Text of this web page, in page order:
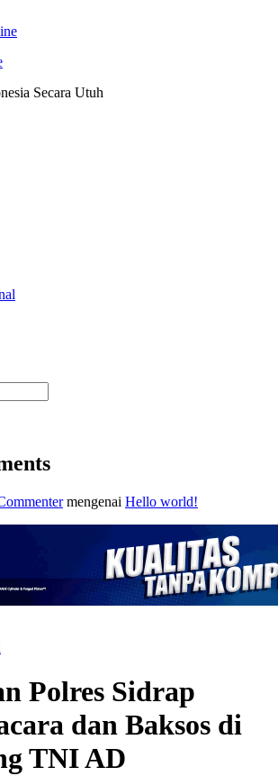
Secara Utuh
mengenai Hello world!
Polres Sidrap
dan Baksos di
TNI AD